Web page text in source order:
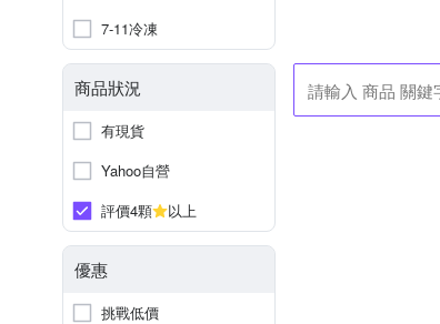
7-11冷凍
商品狀況
有現貨
Yahoo自營
評價4顆
以上
優惠
挑戰低價